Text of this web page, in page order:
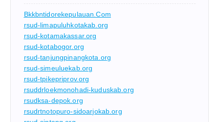
Bkkbntidorekepulauan.com
rsud-limapuluhkotakab.org
rsud-kotamakassar.org
rsud-kotabogor.org
rsud-tanjungpinangkota.org
rsud-simeuluekab.org
rsud-tpikepriprov.org
rsuddrloekmonohadi-kuduskab.org
rsudksa-depok.org
rsudrtnotopuro-sidoarjokab.org